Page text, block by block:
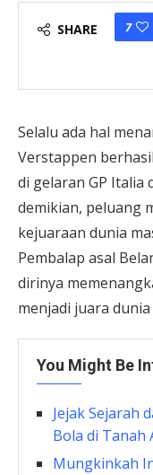
SHARE 7
Selalu ada hal
Verstappen
di gelaran GP Italia
demikian, peluang
kejuaraan dunia
Pembalap asal
dirinya
menjadi juara
You Might Be
Jejak Sejarah
Bola di Tanah
Mungkinkah